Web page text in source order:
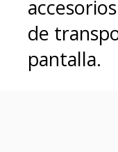
de
pantalla.